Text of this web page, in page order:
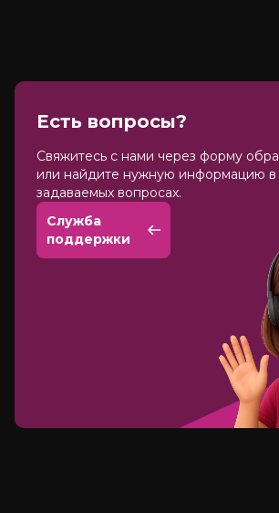
Есть вопросы?
Cвяжитесь с нами через форму
или найдите нужную информацию в
задаваемых вопросах.
Служба
поддержки